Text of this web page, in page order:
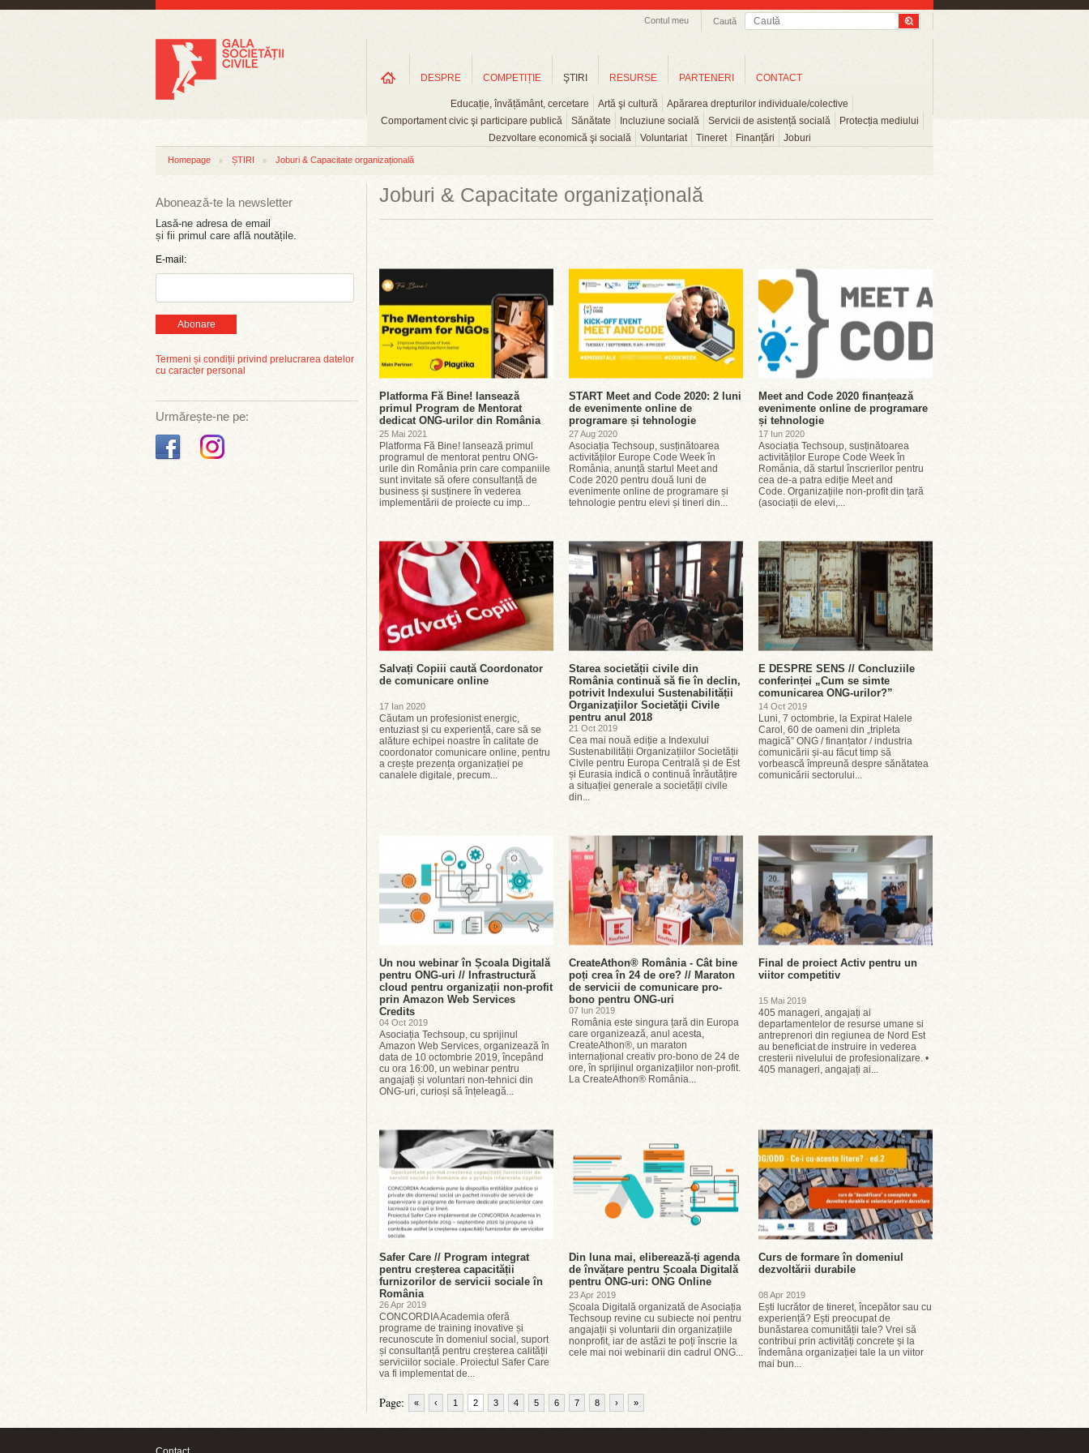
Caută
Contul meu
DESPRE COMPETIȚIE ŞTIRI
Educație, învățământ, cercetare Artă şi cultură
Apărarea drepturilor individuale/colective
Comportament civic şi participare publică
Sănătate Incluziune socială Servicii de asistență socială
Protecția mediului
Dezvoltare economică şi socială
Voluntariat Tineret Finanțări Joburi
RESURSE PARTENERI CONTACT
Homepage ȘTIRI Joburi & Capacitate organizațională
Abonează-te la newsletter
Lasă-ne adresa de email
și fii primul care află noutățile.
E-mail:
Abonare
Termeni și condiții privind prelucrarea datelor
cu caracter personal
Urmărește-ne pe:
Joburi & Capacitate organizațională
Platforma Fă Bine! lansează
primul Program de Mentorat
dedicat ONG-urilor din România
25 Mai 2021
Platforma Fă Bine! lansează primul
programul de mentorat pentru ONG-
urile din România prin care companiile
sunt invitate să ofere consultanță de
business și susținere în vederea
implementării de proiecte cu imp...
START Meet and Code 2020: 2 luni
de evenimente online de
programare și tehnologie
27 Aug 2020
Asociația Techsoup, susținătoarea
activităților Europe Code Week în
România, anunță startul Meet and
Code 2020 pentru două luni de
evenimente online de programare și
tehnologie pentru elevi și tineri din...
Meet and Code 2020 finanțează
evenimente online de programare
și tehnologie
17 Iun 2020
Asociația Techsoup, susținătoarea
activităților Europe Code Week în
România, dă startul înscrierilor pentru
cea de-a patra ediție Meet and
Code. Organizațiile non-profit din țară
(asociații de elevi,...
Salvați Copiii caută Coordonator
de comunicare online
17 Ian 2020
Căutam un profesionist energic,
entuziast și cu experiență, care să se
alăture echipei noastre în calitate de
coordonator comunicare online, pentru
a crește prezența organizației pe
canalele digitale, precum...
Starea societății civile din
România continuă să fie în declin,
potrivit Indexului Sustenabilității
Organizaţiilor Societăţii Civile
pentru anul 2018
21 Oct 2019
Cea mai nouă ediție a Indexului
Sustenabilității Organizațiilor Societății
Civile pentru Europa Centrală și de Est
și Eurasia indică o continuă înrăutățire
a situației generale a societății civile
din...
E DESPRE SENS // Concluziile
conferinței „Cum se simte
comunicarea ONG-urilor?”
14 Oct 2019
Luni, 7 octombrie, la Expirat Halele
Carol, 60 de oameni din „tripleta
magică” ONG / finanțator / industria
comunicării și-au făcut timp să
vorbească împreună despre sănătatea
comunicării sectorului...
Un nou webinar în Școala Digitală
pentru ONG-uri // Infrastructură
cloud pentru organizații non-profit
prin Amazon Web Services
Credits
04 Oct 2019
Asociația Techsoup, cu sprijinul
Amazon Web Services, organizează în
data de 10 octombrie 2019, începând
cu ora 16:00, un webinar pentru
angajați și voluntari non-tehnici din
ONG-uri, curioși să înțeleagă...
CreateAthon® România - Cât bine
poți crea în 24 de ore? // Maraton
de servicii de comunicare pro-
bono pentru ONG-uri
07 Iun 2019
România este singura țară din Europa
care organizează, anul acesta,
CreateAthon®, un maraton
internațional creativ pro-bono de 24 de
ore, în sprijinul organizațiilor non-profit.
La CreateAthon® România...
Final de proiect Activ pentru un
viitor competitiv
15 Mai 2019
405 manageri, angajați ai
departamentelor de resurse umane si
antreprenori din regiunea de Nord Est
au beneficiat de instruire in vederea
cresterii nivelului de profesionalizare. •
405 manageri, angajați ai...
Safer Care // Program integrat
pentru creșterea capacității
furnizorilor de servicii sociale în
România
26 Apr 2019
CONCORDIA Academia oferă
programe de training inovative și
recunoscute în domeniul social, suport
și consultanță pentru creșterea calității
serviciilor sociale. Proiectul Safer Care
va fi implementat de...
Din luna mai, eliberează-ți agenda
de învățare pentru Școala Digitală
pentru ONG-uri: ONG Online
23 Apr 2019
Școala Digitală organizată de Asociația
Techsoup revine cu subiecte noi pentru
angajații și voluntarii din organizațiile
nonprofit, iar de astăzi te poți înscrie la
cele mai noi webinarii din cadrul ONG...
Curs de formare în domeniul
dezvoltării durabile
08 Apr 2019
Ești lucrător de tineret, începător sau cu
experiență? Ești preocupat de
bunăstarea comunității tale? Vrei să
contribui prin activități concrete și la
îndemâna organizației tale la un viitor
mai bun...
Page: « ‹ 1 2 3 4 5 6 7 8 › »